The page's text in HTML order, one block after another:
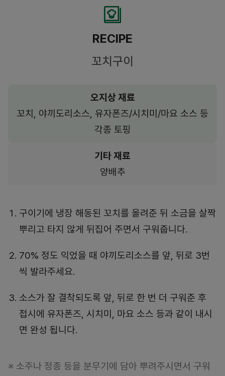
RECIPE
꼬치구이
오지상 재료
꼬치, 야끼도리소스, 유자폰즈/시치미/마요 소스 등
각종 토핑
기타 재료
양배추
구이기에 냉장 해동된 꼬치를 올려준 뒤 소금을 살짝
뿌리고 타지 않게 뒤집어 주면서 구워줍니다.
70% 정도 익었을 때 야끼도리소스를 앞, 뒤로 3번
씩 발라주세요.
소스가 잘 결착되도록 앞, 뒤로 한 번 더 구워준 후
접시에 유자폰즈, 시치미, 마요 소스 등과 같이 내시
면 완성 됩니다.
※ 소주나 정종 등을 분무기에 담아 뿌려주시면서 구워